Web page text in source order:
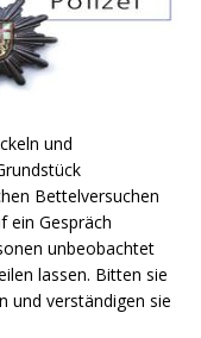
und
Bettelversuchen
ein Gespräch
unbeobachtet
lassen. Bitten sie
und verständigen sie